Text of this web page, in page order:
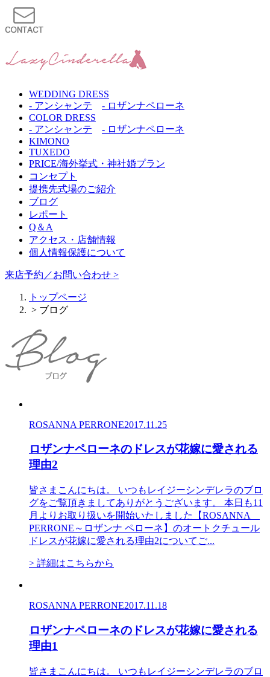
WEDDING DRESS
- アンシャンテ
- ロザンナペローネ
COLOR DRESS
- アンシャンテ
- ロザンナペローネ
KIMONO
TUXEDO
PRICE/海外挙式・神社婚プラン
コンセプト
提携先式場のご紹介
ブログ
レポート
Q＆A
アクセス・店舗情報
個人情報保護について
来店予約／お問い合わせ >
トップページ
> ブログ
ROSANNA PERRONE2017.11.25
ロザンナペローネのドレスが花嫁に愛される
理由2
皆さまこんにちは。 いつもレイジーシンデレラのブロ
グをご覧頂きましてありがとうございます。 本日も11
月よりお取り扱いを開始いたしました【ROSANNA
PERRONE～ロザンナ ペローネ】のオートクチュール
ドレスが花嫁に愛される理由2についてご...
> 詳細はこちらから
ROSANNA PERRONE2017.11.18
ロザンナペローネのドレスが花嫁に愛される
理由1
皆さまこんにちは。 いつもレイジーシンデレラのブロ